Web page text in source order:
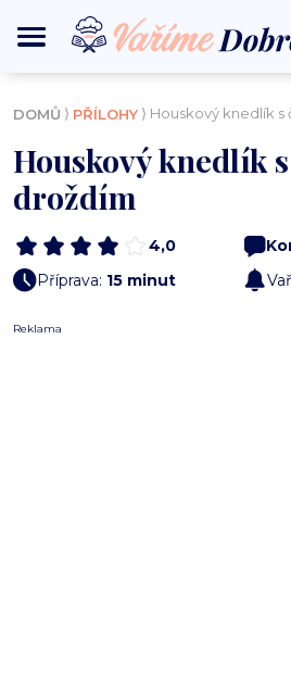
DOMŮ ⟩ PŘÍLOHY ⟩ Houskový knedlík
Houskový knedlík
droždím
4,0
Příprava: 15 minut
Reklama